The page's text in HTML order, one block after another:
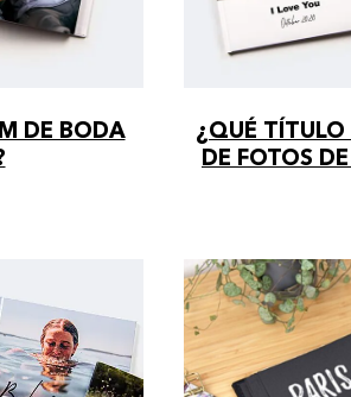
DE BODA
¿QUÉ TÍTULO
DE FOTOS